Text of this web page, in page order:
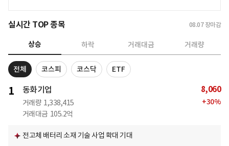
실시간 TOP 종목 08.07 장마감
상승 하락 거래대금 거래량
전체 코스피 코스닥 ETF
1 동화기업
거래량 1,338,415
거래대금 105.2억
8,060
+30%
전고체 배터리 소재 기술 사업 확대 기대